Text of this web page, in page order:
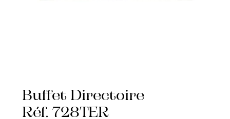
Buffet Directoire
Réf. 728TER